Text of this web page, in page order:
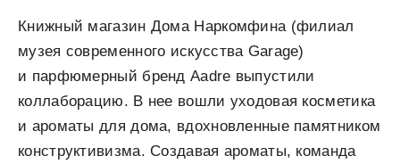
Книжный магазин Дома Наркомфина (филиал
музея современного искусства Garage)
и парфюмерный бренд Aadre выпустили
коллаборацию. В нее вошли уходовая косметика
и ароматы для дома, вдохновленные памятником
конструктивизма. Создавая ароматы, команда